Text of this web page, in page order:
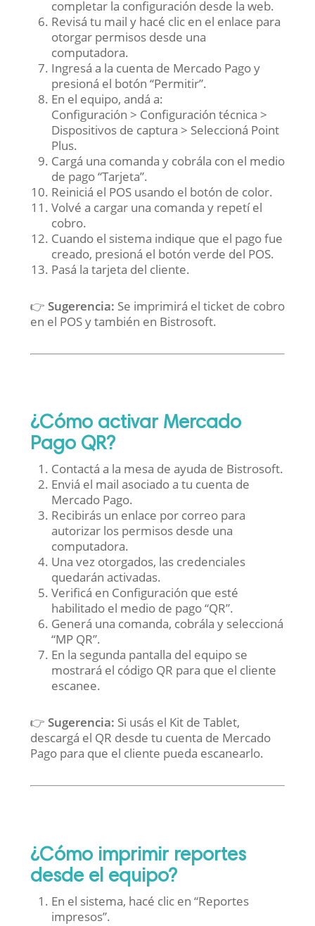
completar la configuración desde la web.
Revisá tu mail y hacé clic en el enlace para
otorgar permisos desde una
computadora.
Ingresá a la cuenta de Mercado Pago y
presioná el botón “Permitir”.
En el equipo, andá a:
Configuración > Configuración técnica >
Dispositivos de captura > Seleccioná Point
Plus.
Cargá una comanda y cobrála con el medio
de pago “Tarjeta”.
Reiniciá el POS usando el botón de color.
Volvé a cargar una comanda y repetí el
cobro.
Cuando el sistema indique que el pago fue
creado, presioná el botón verde del POS.
Pasá la tarjeta del cliente.
👉 Sugerencia: Se imprimirá el ticket de cobro
en el POS y también en Bistrosoft.
¿Cómo activar Mercado
Pago QR?
Contactá a la mesa de ayuda de Bistrosoft.
Enviá el mail asociado a tu cuenta de
Mercado Pago.
Recibirás un enlace por correo para
autorizar los permisos desde una
computadora.
Una vez otorgados, las credenciales
quedarán activadas.
Verificá en Configuración que esté
habilitado el medio de pago “QR”.
Generá una comanda, cobrála y seleccioná
“MP QR”.
En la segunda pantalla del equipo se
mostrará el código QR para que el cliente
escanee.
👉 Sugerencia: Si usás el Kit de Tablet,
descargá el QR desde tu cuenta de Mercado
Pago para que el cliente pueda escanearlo.
¿Cómo imprimir reportes
desde el equipo?
En el sistema, hacé clic en “Reportes
impresos”.